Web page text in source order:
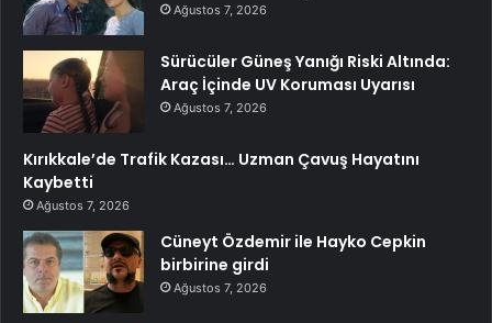
Ağustos 7, 2026
Sürücüler Güneş Yanığı Riski Altında:
Araç İçinde UV Koruması Uyarısı
Ağustos 7, 2026
Kırıkkale’de Trafik Kazası… Uzman Çavuş Hayatını
Kaybetti
Ağustos 7, 2026
Cüneyt Özdemir ile Hayko Cepkin
birbirine girdi
Ağustos 7, 2026